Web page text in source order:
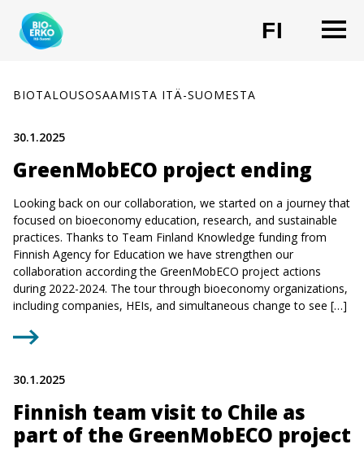
Siirry
sisältöön
FI
BIOTALOUSOSAAMISTA ITÄ-SUOMESTA
30.1.2025
GreenMobECO project ending
Looking back on our collaboration, we started on a journey that
focused on bioeconomy education, research, and sustainable
practices. Thanks to Team Finland Knowledge funding from
Finnish Agency for Education we have strengthen our
collaboration according the GreenMobECO project actions
during 2022-2024. The tour through bioeconomy organizations,
including companies, HEIs, and simultaneous change to see […]
30.1.2025
Finnish team visit to Chile as
part of the GreenMobECO project